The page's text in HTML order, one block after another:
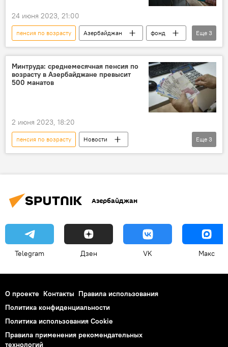
24 июня 2023, 21:00
пенсия по возрасту Азербайджан
фонд
мнение
Министерство труда и социальной защиты населения АР
Спецоперация России по защите Донбасса
Еще 3
Минтруда: среднемесячная пенсия по
возрасту в Азербайджане превысит
500 манатов
2 июня 2023, 18:20
пенсия по возрасту
Новости
Азербайджан
Еще 3
Азербайджан
Telegram Дзен VK Макс
О проекте Контакты Правила использования
Политика конфиденциальности
Политика использования Cookie
Правила применения рекомендательных
технологий